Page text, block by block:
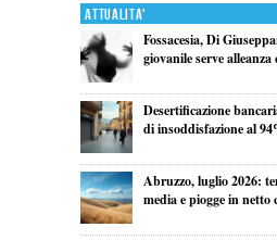
Attualita'
Fossacesia, Di
giovanile serve alleanza
Desertificazione
di insoddisfazione al
Abruzzo, luglio 2026:
media e piogge in netto